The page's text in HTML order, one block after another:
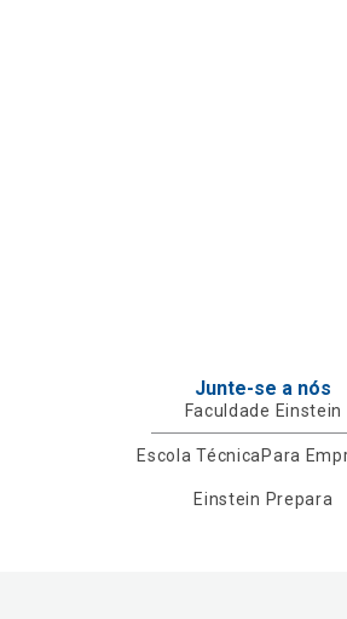
Junte-se a nós
Faculdade Einstein
Escola TécnicaPara
Einstein Prepara